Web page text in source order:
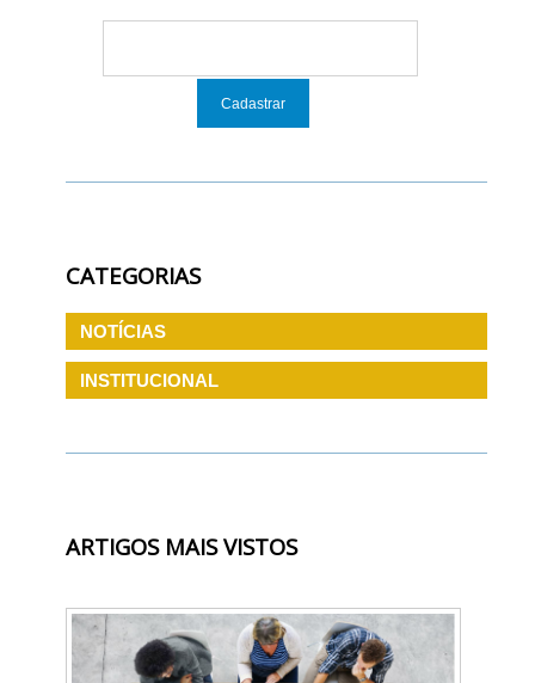
CATEGORIAS
NOTÍCIAS
INSTITUCIONAL
ARTIGOS MAIS VISTOS